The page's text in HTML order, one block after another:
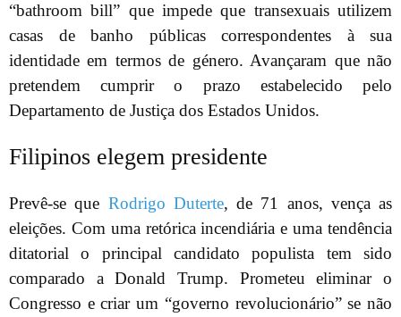
“bathroom bill” que impede que transexuais utilizem
casas de banho públicas correspondentes à sua
identidade em termos de género. Avançaram que não
pretendem cumprir o prazo estabelecido pelo
Departamento de Justiça dos Estados Unidos.
Filipinos elegem presidente
Prevê-se que Rodrigo Duterte, de 71 anos, vença as
eleições. Com uma retórica incendiária e uma tendência
ditatorial o principal candidato populista tem sido
comparado a Donald Trump. Prometeu eliminar o
Congresso e criar um “governo revolucionário” se não